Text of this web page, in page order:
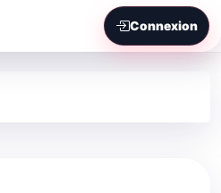
Connexion